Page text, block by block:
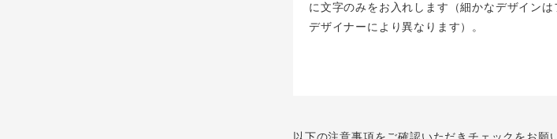
に文字のみをお入れします（細かなデザインは
デザイナーにより異なります）。